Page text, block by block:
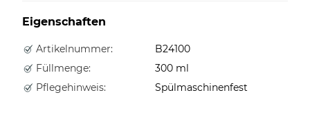
Eigenschaften
Artikelnummer:
B24100
Füllmenge:
300 ml
Pflegehinweis:
Spülmaschinenfest